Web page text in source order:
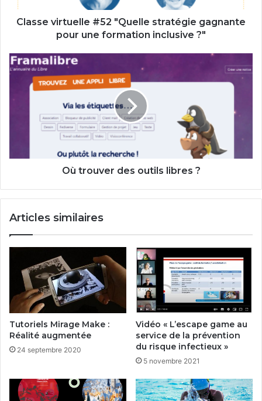
formation
inclusive
Classe virtuelle #52 "Quelle stratégie gagnante
pour une formation inclusive ?"
Où
trouver
Où trouver des outils libres ?
Articles similaires
Tutoriels Mirage Make :
Réalité augmentée
24 septembre 2020
Vidéo « L’escape game au
service de la prévention
du risque infectieux »
5 novembre 2021